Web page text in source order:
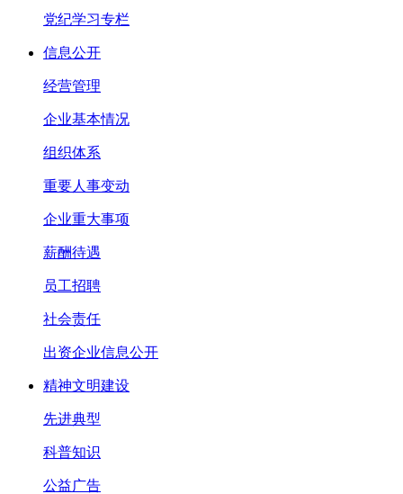
党纪学习专栏
信息公开
经营管理
企业基本情况
组织体系
重要人事变动
企业重大事项
薪酬待遇
员工招聘
社会责任
出资企业信息公开
精神文明建设
先进典型
科普知识
公益广告